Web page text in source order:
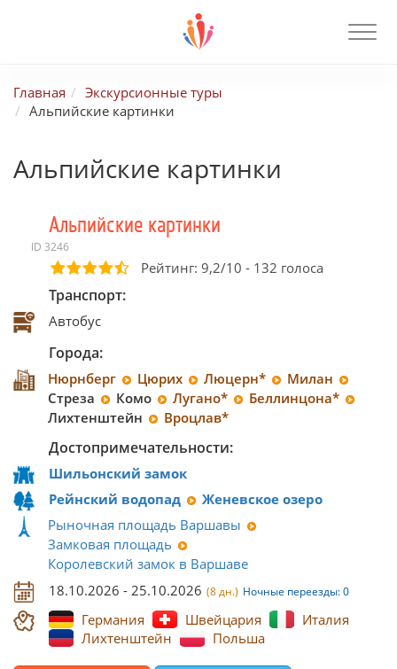
Главная
Экскурсионные туры
Альпийские картинки
Альпийские картинки
Альпийские картинки
ID 3246
Рейтинг: 9,2/10 - 132 голоса
Транспорт:
Автобус
Города:
Нюрнберг Цюрих Люцерн*
Милан
Стреза
Комо Лугано*
Беллинцона*
Лихтенштейн
Вроцлав*
Достопримечательности:
Шильонский замок
Рейнский водопад
Женевское озеро
Рыночная площадь Варшавы
Замковая площадь
Королевский замок в Варшаве
18.10.2026 - 25.10.2026 (8 дн.) Ночные переезды: 0
Германия Швейцария
Италия
Лихтенштейн
Польша